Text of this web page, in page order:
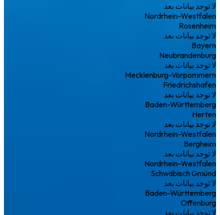
لا توجد بيانات بعد
Nordrhein-Westfalen
Rosenheim
لا توجد بيانات بعد
Bayern
Neubrandenburg
لا توجد بيانات بعد
Mecklenburg-Vorpommern
Friedrichshafen
لا توجد بيانات بعد
Baden-Württemberg
Herten
لا توجد بيانات بعد
Nordrhein-Westfalen
Bergheim
لا توجد بيانات بعد
Nordrhein-Westfalen
Schwäbisch Gmünd
لا توجد بيانات بعد
Baden-Württemberg
Offenburg
لا توجد بيانات بعد